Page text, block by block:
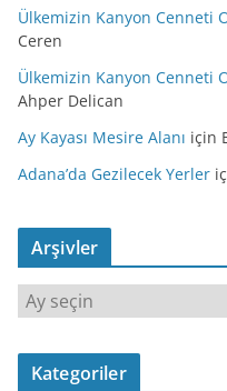
Ülkemizin Kanyon Cenneti
Ceren
Ülkemizin Kanyon Cenneti
Ahper Delican
Ay Kayası Mesire Alanı için
Adana’da Gezilecek Yerler
Arşivler
ş
Kategoriler